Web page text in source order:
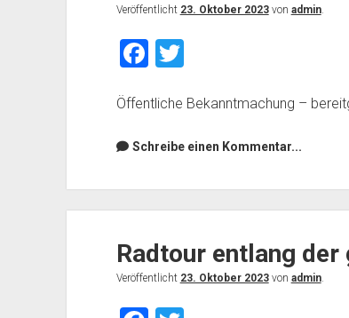
PostsVeröffentlicht 23. Oktober 2023von admin.
F
c
e
o
k
T
tt
er
Öffentliche Bekanntmachung –
Schreibe einen Kommentar...
Radtour entlang der
Veröffentlicht 23. Oktober 2023von admin.